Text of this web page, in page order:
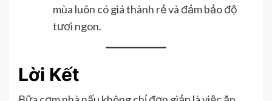
mùa luôn có giá thành rẻ và đảm bảo độ
tươi ngon.
Lời Kết